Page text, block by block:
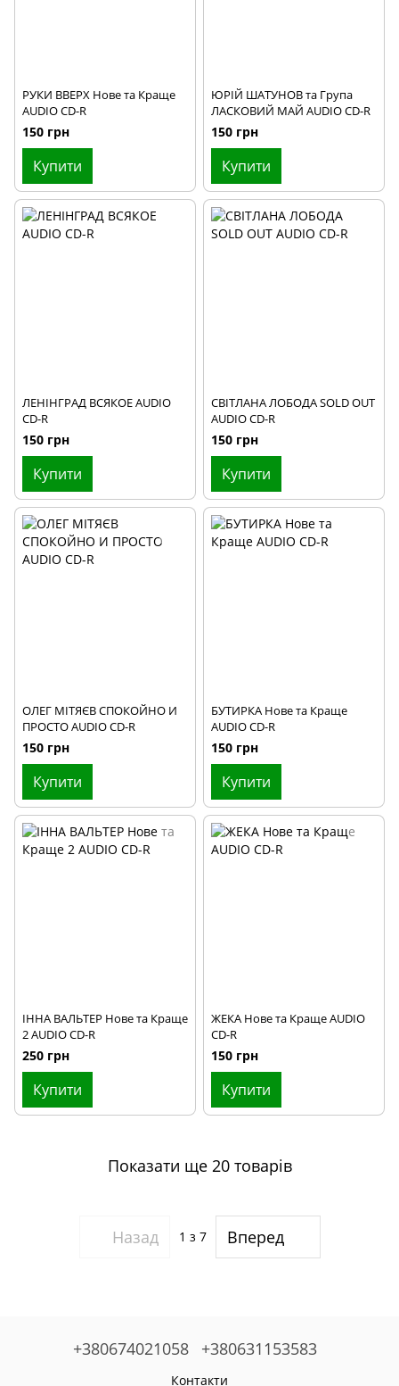
РУКИ ВВЕРХ Нове та Краще
AUDIO CD-R
150 грн
Купити
ЮРІЙ ШАТУНОВ та Група
ЛАСКОВИЙ МАЙ AUDIO CD-R
150 грн
Купити
ЛЕНІНГРАД ВСЯКОЕ AUDIO
CD-R
150 грн
Купити
СВІТЛАНА ЛОБОДА SOLD OUT
AUDIO CD-R
150 грн
Купити
ОЛЕГ МІТЯЄВ СПОКОЙНО И
ПРОСТО AUDIO CD-R
150 грн
Купити
БУТИРКА Нове та Краще
AUDIO CD-R
150 грн
Купити
ІННА ВАЛЬТЕР Нове та Краще
2 AUDIO CD-R
250 грн
Купити
ЖЕКА Нове та Краще AUDIO
CD-R
150 грн
Купити
Показати ще 20 товарів
Назад 1 з 7 Вперед
+380674021058 +380631153583
Контакти